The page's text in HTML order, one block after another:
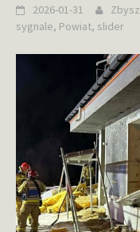
2026-01-31
sygnale, Powiat, slider